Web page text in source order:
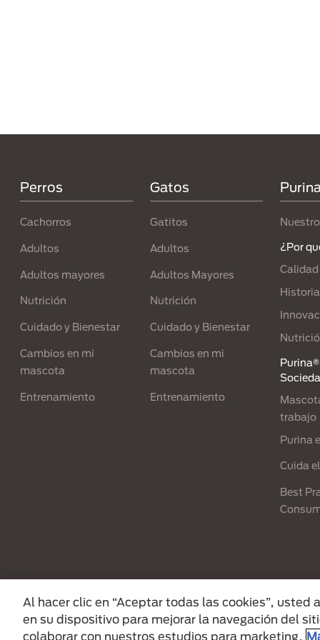
Perros
Cachorros
Adultos
Adultos mayores
Nutrición
Cuidado y Bienestar
Cambios en mi
mascota
Entrenamiento
Gatos
Gatitos
Adultos
Adultos Mayores
Nutrición
Cuidado y Bienestar
Cambios en mi
mascota
Entrenamiento
¿Por
Calidad
Historia
trabajo
Purina
Cuida
Best
Menu Footer Secundario Purina
All Nestlé Purina trademarks owned by
Al hacer clic en “Aceptar todas las cookies”, usted
en su dispositivo para mejorar la navegación del
colaborar con nuestros estudios para marketing.